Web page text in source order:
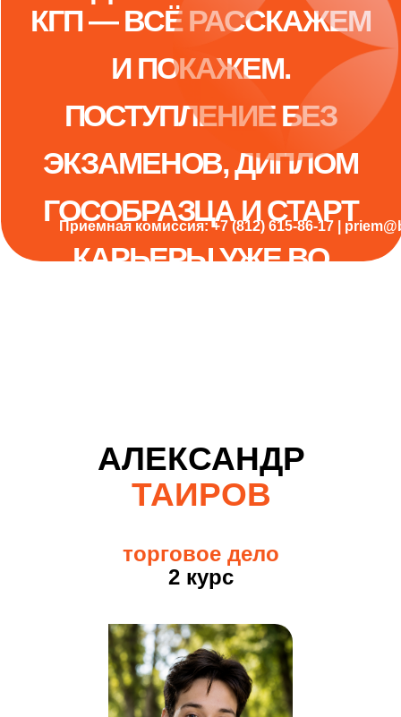
ДЕНЬ ОТКРЫТЫХ
ДВЕРЕЙ В КГП 🔥
ОТКРЫТЫХ ДВЕРЕЙ В
КГП — ВСЁ РАССКАЖЕМ
И ПОКАЖЕМ.
ПОСТУПЛЕНИЕ БЕЗ
ЭКЗАМЕНОВ, ДИПЛОМ
ТВОЁ БУДУЩЕЕ
НАЧИНАЕТСЯ ЗДЕСЬ.
АЛЕКСАНДР
ТАИРОВ
торговое дело
2 курс